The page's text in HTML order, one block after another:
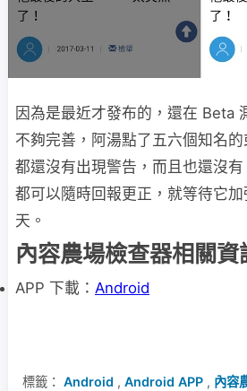
因為是最近才發布的，還在 Beta
不夠完善，阿湯點了五六個知名
都還沒有出現警告，而且也還沒
都可以隨時回報更正，就等待它
天。
內容農場檢查器相關資
APP 下載： Android
標籤： Android , Android APP , 內容